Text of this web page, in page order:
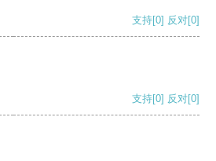
支持[0] 反对[0]
支持[0] 反对[0]